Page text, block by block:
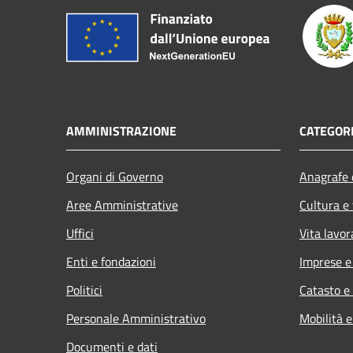
AMMINISTRAZIONE
Organi di Governo
Aree Amministrative
Uffici
Enti e fondazioni
Politici
Personale Amministrativo
Documenti e dati
Cultura
Vita
Imprese
Catasto
Mobilità